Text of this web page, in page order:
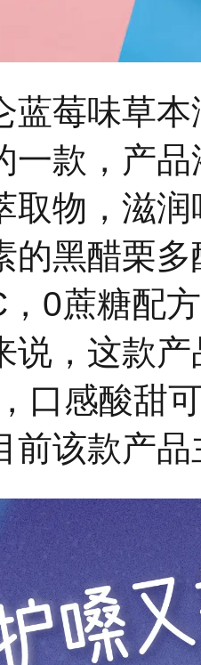
蓝莓味草
一款，产
取物，滋
的黑醋栗
0蔗糖配
说，这款
口感酸甜
前该款产